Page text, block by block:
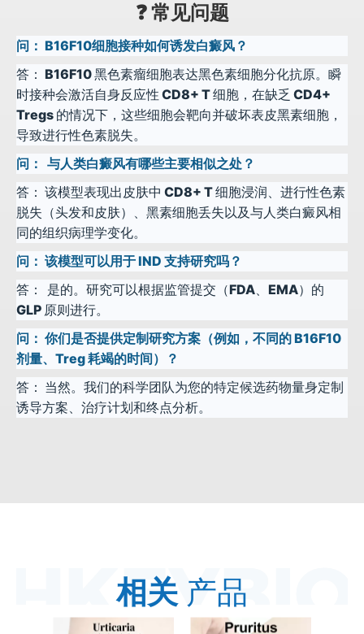
❓ 常见问题
问： B16F10细胞接种如何诱发白癜风？
答： B16F10 黑色素瘤细胞表达黑色素细胞分化抗原。瞬
时接种会激活自身反应性 CD8+ T 细胞，在缺乏 CD4+
Tregs 的情况下，这些细胞会靶向并破坏表皮黑素细胞，
导致进行性色素脱失。
问： 与人类白癜风有哪些主要相似之处？
答： 该模型表现出皮肤中 CD8+ T 细胞浸润、进行性色素
脱失（头发和皮肤）、黑素细胞丢失以及与人类白癜风相
同的组织病理学变化。
问： 该模型可以用于 IND 支持研究吗？
答：
是的。研究可以根据监管提交（FDA、EMA）的
GLP 原则进行。
问： 你们是否提供定制研究方案（例如，不同的 B16F10
剂量、Treg 耗竭的时间）？
答： 当然。我们的科学团队为您的特定候选药物量身定制
诱导方案、治疗计划和终点分析。
相关 产品